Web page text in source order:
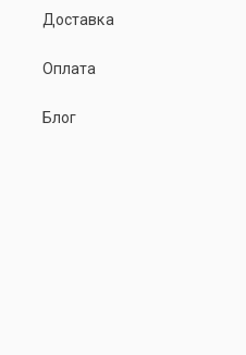
Доставка
Оплата
Блог